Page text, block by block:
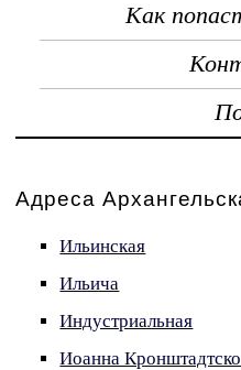
Как
Адреса
Ильинская
Ильича
Индустриальная
Иоанна